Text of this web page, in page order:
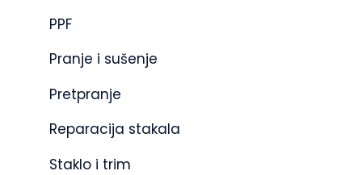
PPF
Pranje i sušenje
Pretpranje
Reparacija stakala
Staklo i trim